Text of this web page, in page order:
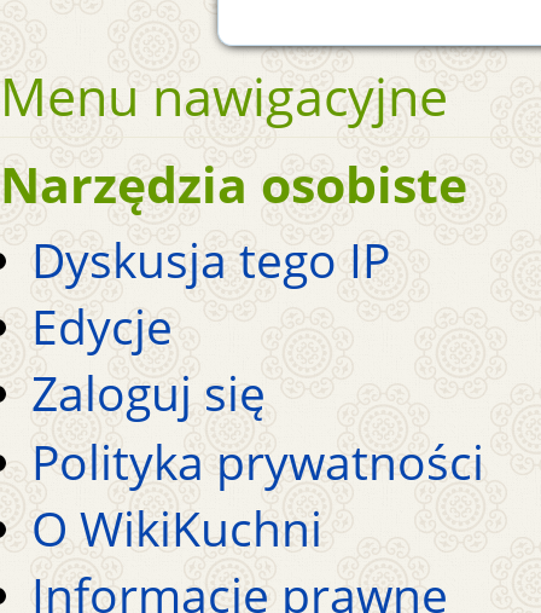
Menu nawigacyjne
Narzędzia osobiste
Dyskusja tego IP
Edycje
Zaloguj się
Polityka prywatności
O WikiKuchni
Informacje prawne